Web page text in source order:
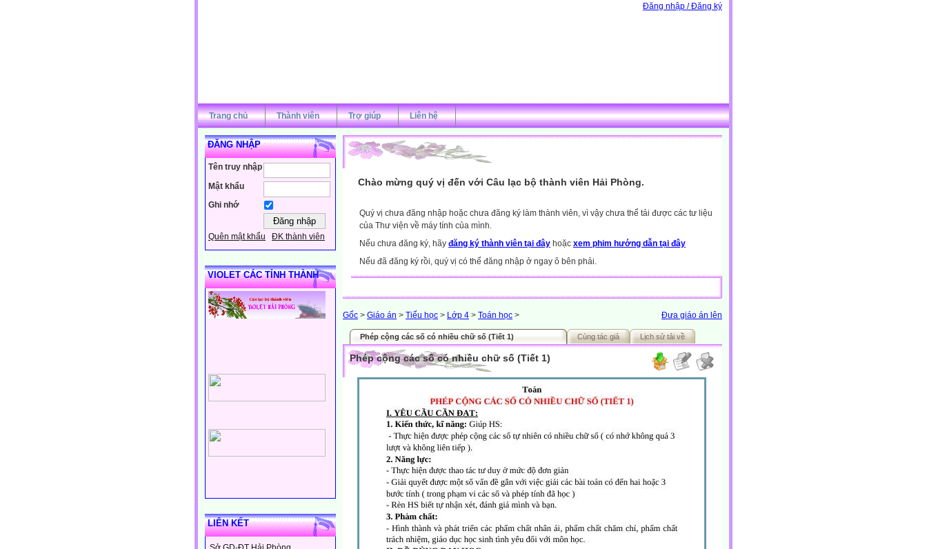
Đăng nhập / Đăng ký
Trang chủ Thành viên Trợ giúp Liên hệ
ĐĂNG NHẬP
Tên truy nhập
Mật khẩu
Ghi nhớ
Quên mật khẩu ĐK thành viên
VIOLET CÁC TỈNH THÀNH
LIÊN KẾT
Chào mừng quý vị đến với Câu lạc bộ thành viên Hải Phòng.
Quý vị chưa đăng nhập hoặc chưa đăng ký làm thành viên, vì vậy chưa thể tải được các tư liệu
của Thư viện về máy tính của mình.
Nếu chưa đăng ký, hãy đăng ký thành viên tại đây hoặc xem phim hướng dẫn tại đây
Nếu đã đăng ký rồi, quý vị có thể đăng nhập ở ngay ô bên phải.
Đưa giáo án lên
Gốc > Giáo án > Tiểu học > Lớp 4 > Toán học >
Phép cộng các số có nhiều chữ số (Tiết 1) Cùng tác giả Lịch sử tải về
Phép cộng các số có nhiều chữ số (Tiết 1)